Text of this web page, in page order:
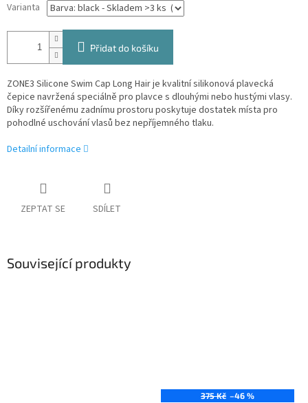
Varianta
Přidat do košíku
ZONE3 Silicone Swim Cap Long Hair je kvalitní silikonová plavecká
čepice navržená speciálně pro plavce s dlouhými nebo hustými vlasy.
Díky rozšířenému zadnímu prostoru poskytuje dostatek místa pro
pohodlné uschování vlasů bez nepříjemného tlaku.
Detailní informace
ZEPTAT SE SDÍLET
Související produkty
375 Kč –46 %